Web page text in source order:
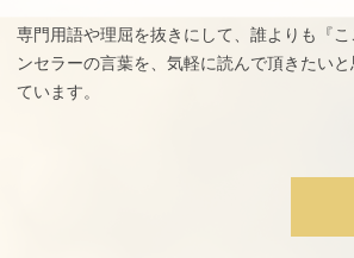
専門用語や理屈を抜きにして、誰よりも『
ンセラーの言葉を、気軽に読んで頂きたい
ています。